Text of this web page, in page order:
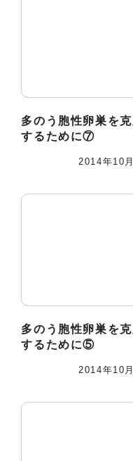
多のう胞性卵巣を克
するために⑦
2014年10
多のう胞性卵巣を克
するために⑤
2014年10